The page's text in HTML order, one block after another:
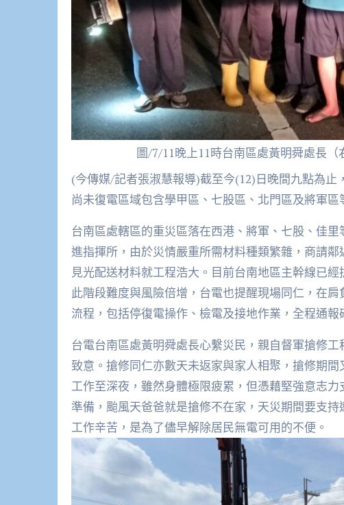
圖/7/11晚上11時台南區處黃明舜處長
(今傳媒/記者張淑慧報導)截至今(12)日晚間九點為止
尚未復電區域包含學甲區、七股區、北門區及將軍區
台南區處轄區的重災區落在西港、將軍、七股、佳
進指揮所，由於災情嚴重所需材料種類繁雜，商請
見光配送材料就工程浩大。目前台南地區主幹線已
此階段難度與風險倍增，台電也提醒現場同仁，在
流程，包括停復電操作、檢電及接地作業，全程通報
台電台南區處黃明舜處長心繫災民，親自督軍搶修
致意。搶修同仁亦數天未返家與家人相聚，搶修期
工作至深夜，雖然身體極限疲累，但憑藉堅強意志
準備，颱風天爸爸就是搶修不在家，天災期間要支
工作辛苦，是為了儘早解除居民無電可用的不便。